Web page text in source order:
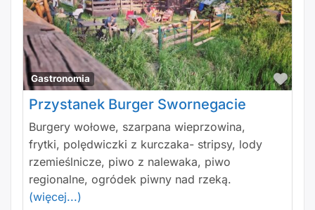
Gastronomia
Przystanek Burger Swornegacie
Burgery wołowe, szarpana wieprzowina,
frytki, polędwiczki z kurczaka- stripsy, lody
rzemieślnicze, piwo z nalewaka, piwo
regionalne, ogródek piwny nad rzeką.
(więcej...)